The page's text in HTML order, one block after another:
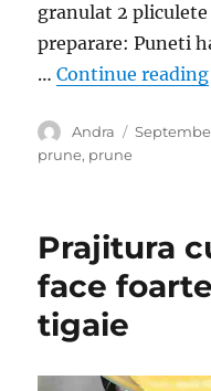
granulat 2
preparare: Puneti
…Continue reading
Author
Andra
Posted
prune, prune
Prajitura
face
tigaie